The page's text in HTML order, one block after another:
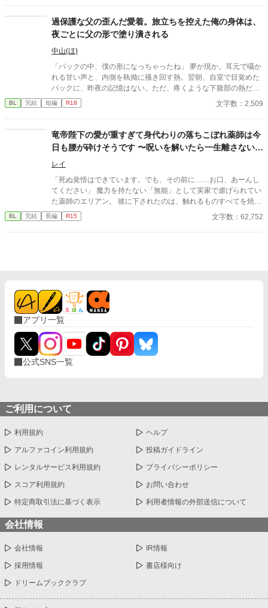
過保護な父の歪んだ愛着。旅立ちを控えた俺の身体は、
夜ごとに父の形で塗り潰される
中山(ほ)
「パックの中、僕の形になっちゃったね」 夢か現か。耳元で囁か
れる甘い声と、内側を執拗に掻き回す熱。翌朝、自室で目覚めた
パックに、昨夜の記憶はない。ただ、疼くような下腹部の熱だけ
が残っていた。 相談しようと向かった相手こそが、自分を侵食し
ている張本人だとも知らずに、パックは父の部屋の扉を開く。 こ
BL 完結 短編 R18 文字数：2,509
竜帝陛下の愛が重すぎて身代わりの落ちこぼれ薬師は今
日も腰が砕けそうです 〜呪いを解いたら一生離さないと
宣言されました〜
レイ
「死ぬ覚悟はできています。でも、その前に……お口、あーんし
てください」 魔力を持たない「無能」として実家で虐げられてい
た薬師のエリアン。 彼に下されたのは、触れるものすべてを焼き
尽くす「死の竜帝」ヴァレリウスへの、身代わりの婚姻だった。
BL 完結 長編 R15 文字数：62,752
アプリ一覧
公式SNS一覧
ご利用について
利用規約 ヘルプ
アルファコイン利用規約 投稿ガイドライン
レンタルサービス利用規約 プライバシーポリシー
スコア利用規約 お問い合わせ
特定商取引法に基づく表示 利用者情報の外部送信について
会社情報
会社情報 IR情報
採用情報 書店様向け
ドリームブッククラブ